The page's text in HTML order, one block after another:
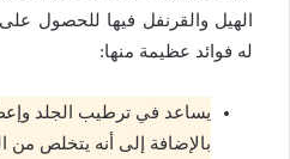
الهيل والقرنفل فيها للحصول
له فوائد عظيمة منها:
يساعد في ترطيب الجلد
بالإضافة إلى أنه يتخلص من